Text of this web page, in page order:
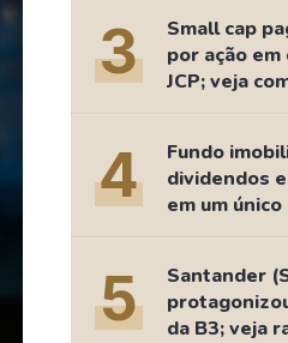
As Ações Mais
Guia do
3
Small cap
por ação
JCP; veja
4
Fundo
dividendos
em um único
5
Santander
da B3; veja